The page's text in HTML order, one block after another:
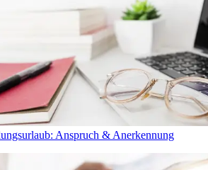
Anspruch & Anerkennung